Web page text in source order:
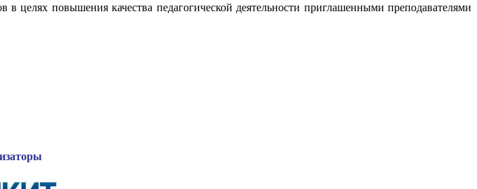
целях повышения качества педагогической деятельности приглашенными преподавателями